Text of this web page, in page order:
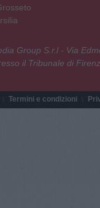
Group S.r.l - Via
il Tribunale di
Termini e condizioni